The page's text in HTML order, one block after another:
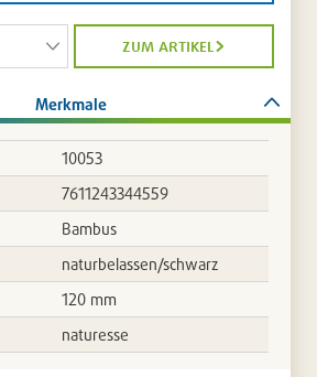
zum artikel
Merkmale
10053
7611243344559
Bambus
naturbelassen/schwarz
120 mm
naturesse